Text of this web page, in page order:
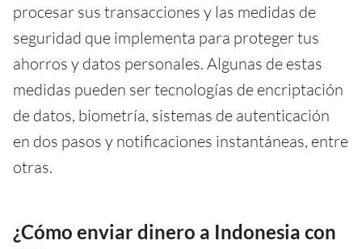
procesar sus transacciones y las medidas de
seguridad que implementa para proteger tus
ahorros y datos personales. Algunas de estas
medidas pueden ser tecnologías de encriptación
de datos, biometría, sistemas de autenticación
en dos pasos y notificaciones instantáneas, entre
otras.
¿Cómo enviar dinero a Indonesia con